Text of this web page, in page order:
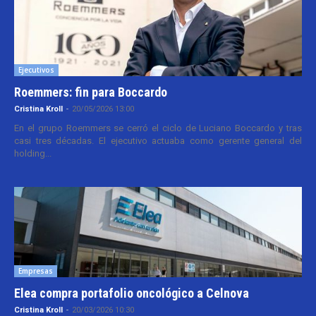
Ejecutivos
Roemmers: fin para Boccardo
Cristina Kroll - 20/05/2026 13:00
En el grupo Roemmers se cerró el ciclo de Luciano Boccardo y tras
casi tres décadas. El ejecutivo actuaba como gerente general del
holding...
Empresas
Elea compra portafolio oncológico a Celnova
Cristina Kroll - 20/03/2026 10:30